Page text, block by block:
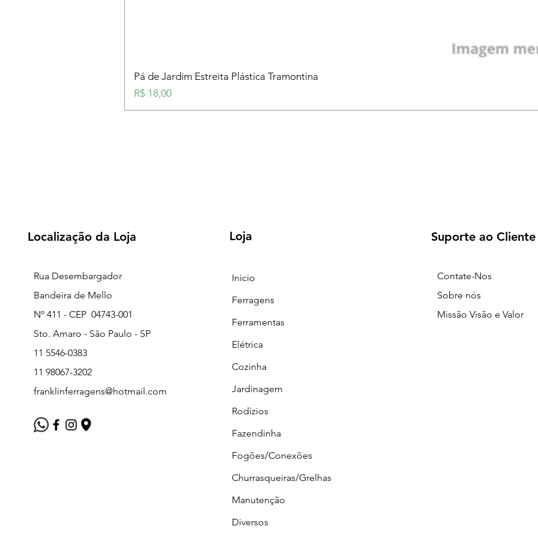
Pá de Jardim Estreita Plástica Tramontina
Preço
R$ 18,00
Localização da Loja
Rua Desembargador
Bandeira de Mello
Nº 411 - CEP 04743-001
Sto. Amaro - São Paulo - SP
11 5546-0383
11 98067-3202
franklinferragens@hotmail.com
Loja
Inicio
Ferragens
Ferramentas
Elétrica
Cozinha
Jardinagem
Rodízios
Fazendinha
Fogões/Conexões
Churrasqueiras/Grelhas
Manutenção
Diversos
Suporte ao Cliente
Contate-Nos
Sobre nós
Missão Visão e Valor